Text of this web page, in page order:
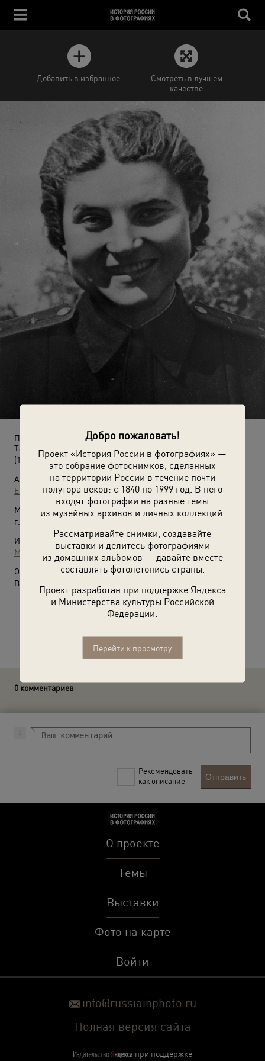
Добро пожаловать!
Проект «История России в фотографиях» —
это собрание фотоснимков, сделанных
на территории России в течение почти
полутора веков: с 1840 по 1999 год. В него
входят фотографии на разные темы
из музейных архивов и личных коллекций.
Рассматривайте снимки, создавайте
выставки и делитесь фотографиями
из домашних альбомов — давайте вместе
составлять фотолетопись страны.
Проект разработан при поддержке Яндекса
и Министерства культуры Российской
Федерации.
Перейти к просмотру
Добавить в избранное
Смотреть в лучшем
качестве
Портрет летчицы 46-го женского авиационного полка
Таманской дивизии Веры Белик
(1943 год)
Автор:
Евгений Халдей
Место съемки:
г. Новороссийск
Источники:
МАММ / МДФ
О фотографии:
Выставка
0 комментариев
Рекомендовать
как описание
Отправить
О проекте
Темы
Выставки
Фото на карте
Войти
info@russiainphoto.ru
Полная версия сайта
при поддержке